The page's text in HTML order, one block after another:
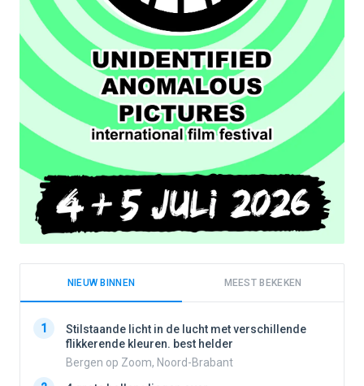
NIEUW BINNEN MEEST BEKEKEN
1
Stilstaande licht in de lucht met verschillende
flikkerende kleuren. best helder
Bergen op Zoom, Noord-Brabant